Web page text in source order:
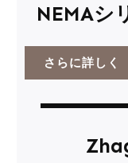
NEMAシ
さらに詳しく